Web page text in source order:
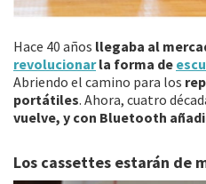
Hace 40 años llegaba al
revolucionarla forma de
Abriendo el camino para los
portátiles. Ahora, cuatro
vuelve, y con Bluetooth
Los cassettes estarán de